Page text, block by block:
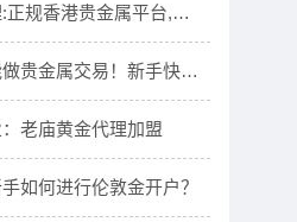
贵金属代理:正规香港贵金属平台,香港贵
零基础也能做贵金属交易！新手快速入门
老庙黄金代理加盟
如何进行伦敦金开户？